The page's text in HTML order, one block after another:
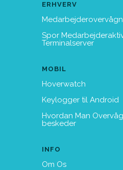
ERHVERV
Spor
Terminalserver
MOBIL
Hoverwatch
Keylogger til Android
Hvordan Man
beskeder
INFO
Om Os